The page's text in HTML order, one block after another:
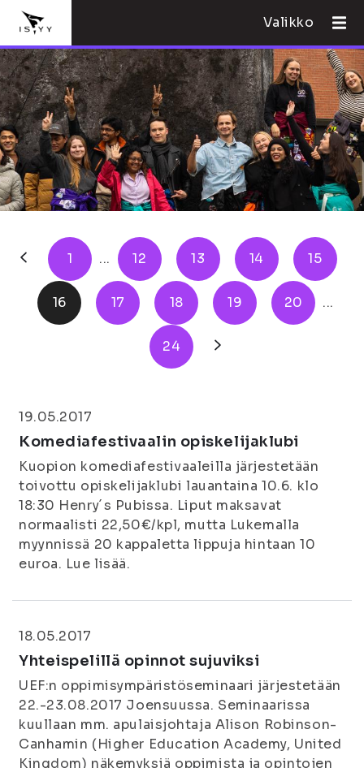
Valikko
1 ... 12 13 14 15
16 17 18 19 20 ...
24
19.05.2017
Komediafestivaalin opiskelijaklubi
Kuopion komediafestivaaleilla järjestetään
toivottu opiskelijaklubi lauantaina 10.6. klo
18:30 Henry´s Pubissa. Liput maksavat
normaalisti 22,50€/kpl, mutta Lukemalla
myynnissä 20 kappaletta lippuja hintaan 10
euroa. Lue lisää.
18.05.2017
Yhteispelillä opinnot sujuviksi
UEF:n oppimisympäristöseminaari järjestetään
22.-23.08.2017 Joensuussa. Seminaarissa
kuullaan mm. apulaisjohtaja Alison Robinson-
Canhamin (Higher Education Academy, United
Kingdom) näkemyksiä oppimista ja opintojen